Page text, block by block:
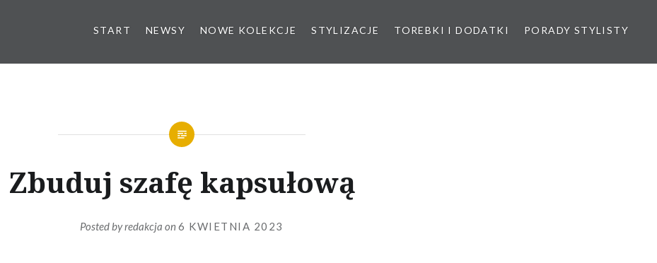
START NEWSY NOWE KOLEKCJE STYLIZACJE TOREBKI I DODATKI PORADY STYLISTY
Zbuduj szafę kapsułową
Posted byredakcja on6 KWIETNIA 2023